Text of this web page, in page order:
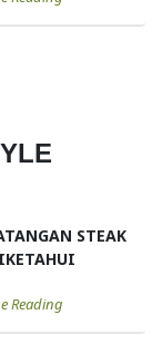
STEAK
Reading